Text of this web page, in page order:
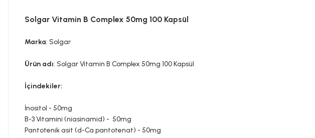
Solgar Vitamin B Complex 50mg 100 Kapsül
Marka: Solgar
Ürün adı: Solgar Vitamin B Complex 50mg 100 Kapsül
İçindekiler:
İnositol - 50mg
B-3 Vitamini (niasinamid) - 50mg
Pantotenik asit (d-Ca pantotenat) - 50mg